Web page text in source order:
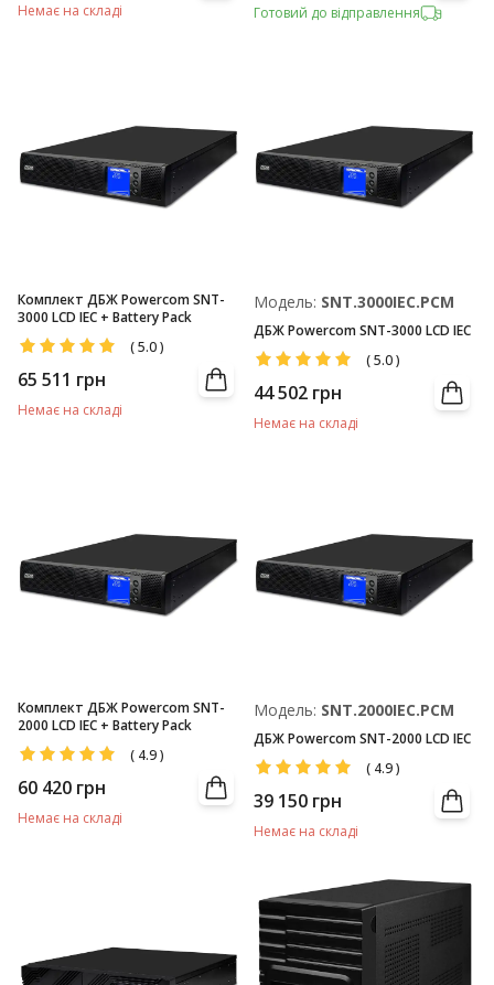
Немає на складі Готовий до відправлення
Комплект ДБЖ Powercom SNT-
3000 LCD IEC + Battery Pack
(5.0)
65 511 грн
Немає на складі
Модель: SNT.3000IEC.PCM
ДБЖ Powercom SNT-3000 LCD IEC
(5.0)
44 502 грн
Немає на складі
Комплект ДБЖ Powercom SNT-
2000 LCD IEC + Battery Pack
( 4.9)
60 420 грн
Немає на складі
Модель: SNT.2000IEC.PCM
ДБЖ Powercom SNT-2000 LCD IEC
( 4.9)
39 150 грн
Немає на складі